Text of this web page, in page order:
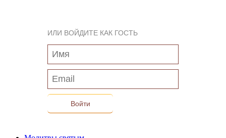
ИЛИ ВОЙДИТЕ КАК ГОСТЬ
Войти